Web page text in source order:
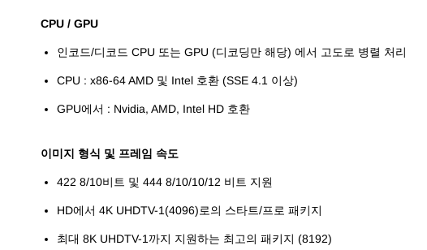
CPU / GPU
인코드/디코드 CPU 또는 GPU (디코딩만 해당) 에서 고도로 병렬 처리
CPU : x86-64 AMD 및 Intel 호환 (SSE 4.1 이상)
GPU에서 : Nvidia, AMD, Intel HD 호환
이미지 형식 및 프레임 속도
422 8/10비트 및 444 8/10/10/12 비트 지원
HD에서 4K UHDTV-1(4096)로의 스타트/프로 패키지
최대 8K UHDTV-1까지 지원하는 최고의 패키지 (8192)